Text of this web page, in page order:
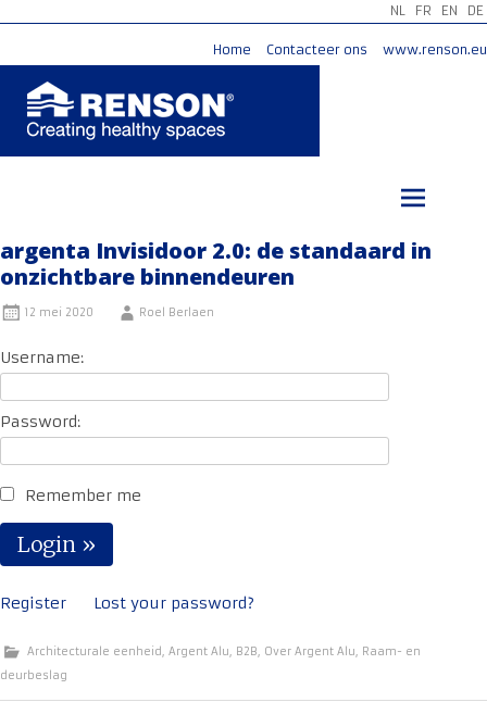
NL FR EN DE
Home Contacteer ons www.renson.eu
argenta Invisidoor 2.0: de standaard in
onzichtbare binnendeuren
12 mei 2020 Roel Berlaen
Username:
Password:
Remember me
Register Lost your password?
Architecturale eenheid, Argent Alu, B2B, Over Argent Alu, Raam- en
deurbeslag